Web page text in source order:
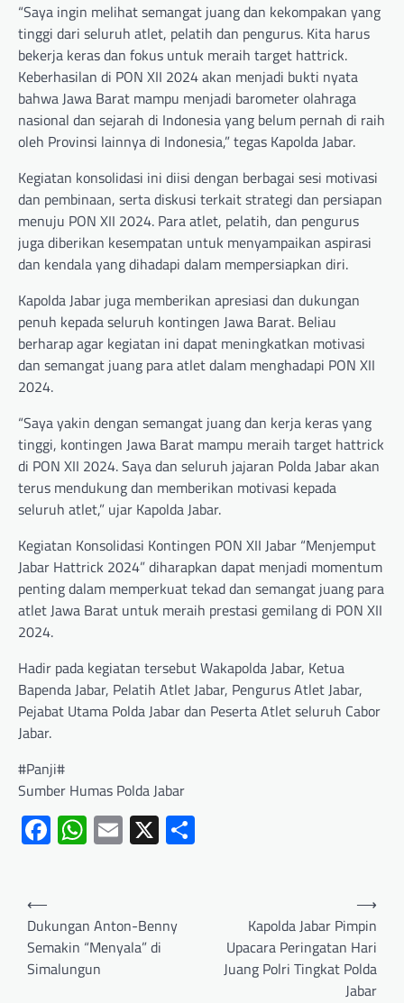
“Saya ingin melihat semangat juang dan kekompakan yang
tinggi dari seluruh atlet, pelatih dan pengurus. Kita harus
bekerja keras dan fokus untuk meraih target hattrick.
Keberhasilan di PON XII 2024 akan menjadi bukti nyata
bahwa Jawa Barat mampu menjadi barometer olahraga
nasional dan sejarah di Indonesia yang belum pernah di raih
oleh Provinsi lainnya di Indonesia,” tegas Kapolda Jabar.
Kegiatan konsolidasi ini diisi dengan berbagai sesi motivasi
dan pembinaan, serta diskusi terkait strategi dan persiapan
menuju PON XII 2024. Para atlet, pelatih, dan pengurus
juga diberikan kesempatan untuk menyampaikan aspirasi
dan kendala yang dihadapi dalam mempersiapkan diri.
Kapolda Jabar juga memberikan apresiasi dan dukungan
penuh kepada seluruh kontingen Jawa Barat. Beliau
berharap agar kegiatan ini dapat meningkatkan motivasi
dan semangat juang para atlet dalam menghadapi PON XII
2024.
“Saya yakin dengan semangat juang dan kerja keras yang
tinggi, kontingen Jawa Barat mampu meraih target hattrick
di PON XII 2024. Saya dan seluruh jajaran Polda Jabar akan
terus mendukung dan memberikan motivasi kepada
seluruh atlet,” ujar Kapolda Jabar.
Kegiatan Konsolidasi Kontingen PON XII Jabar “Menjemput
Jabar Hattrick 2024” diharapkan dapat menjadi momentum
penting dalam memperkuat tekad dan semangat juang para
atlet Jawa Barat untuk meraih prestasi gemilang di PON XII
2024.
Hadir pada kegiatan tersebut Wakapolda Jabar, Ketua
Bapenda Jabar, Pelatih Atlet Jabar, Pengurus Atlet Jabar,
Pejabat Utama Polda Jabar dan Peserta Atlet seluruh Cabor
Jabar.
#Panji#
Sumber Humas Polda Jabar
Facebook
WhatsApp
Email
X
⟵
Dukungan Anton-Benny
Semakin “Menyala” di
Simalungun
Kapolda Jabar Pimpin
Upacara Peringatan Hari
Juang Polri Tingkat Polda
Jabar
⟶